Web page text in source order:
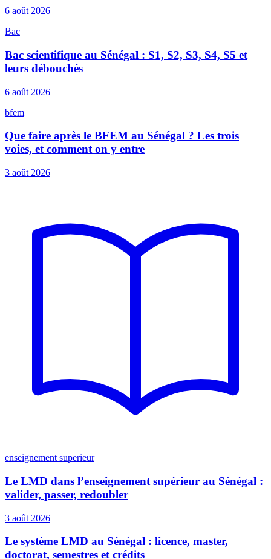
6 août 2026
Bac
Bac scientifique au Sénégal : S1, S2, S3, S4, S5 et
leurs débouchés
6 août 2026
bfem
Que faire après le BFEM au Sénégal ? Les trois
voies, et comment on y entre
3 août 2026
enseignement superieur
Le LMD dans l’enseignement supérieur au Sénégal :
valider, passer, redoubler
3 août 2026
Le système LMD au Sénégal : licence, master,
doctorat, semestres et crédits